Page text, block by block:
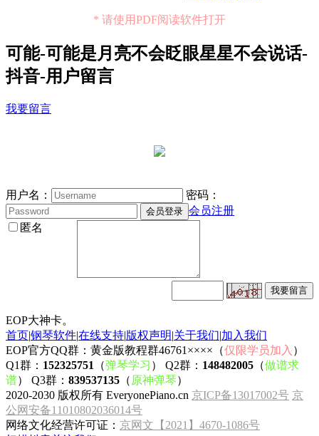
* 请使用PDF阅读软件打开
可能-可能是月亮不会眨眼星星不会说话-
抖音-用户留言
我要留言
用户名：
密码：
会员注册
匿名
EOP大神卡。
首页|钢琴软件|在线支持|版权声明|关于我们|加入我们
EOP官方QQ群：黄金版教程群46761××××（仅限学员加入 ）
Q1群： 152325751 （弹琴学习 ） Q2群： 148482005 （做谱求
谱） Q3群： 839537135 （ 原神弹琴）
2020-2030 版权所有 EveryonePiano.cn 京ICP备13017002号 京
公网安备11010802036014号
网络文化经营许可证： 京网文【2021】4670-1086号